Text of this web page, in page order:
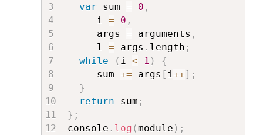
var sum = 0 ,
     i
= 0 ,
     args
= arguments ,
     l
= args . length ;
while
( i < 1 )
{
     sum
+= args [ i++] ;
}
return sum ;
} ;
console . log (module ) ;